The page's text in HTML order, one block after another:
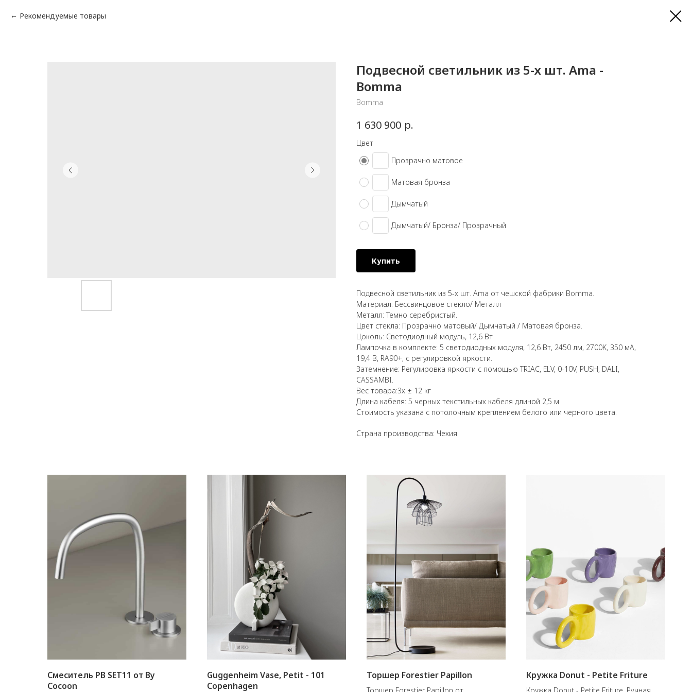
Рекомендуемые товары
Подвесной светильник из 5-х шт. Ama -
Bomma
Bomma
1 630 900 р.
Цвет
Прозрачно матовое
Матовая бронза
Дымчатый
Дымчатый/ Бронза/ Прозрачный
Купить
Подвесной светильник из 5-х шт. Ama от чешской фабрики Bomma.
Материал: Бессвинцовое стекло/ Металл
Металл: Темно серебристый.
Цвет стекла: Прозрачно матовый/ Дымчатый / Матовая бронза.
Цоколь: Светодиодный модуль, 12,6 Вт
Лампочка в комплекте: 5 светодиодных модуля, 12,6 Вт, 2450 лм, 2700K, 350 мА,
19,4 В, RA90+, с регулировкой яркости.
Затемнение: Регулировка яркости с помощью TRIAC, ELV, 0-10V, PUSH, DALI,
CASSAMBI.
Вес товара:3х ± 12 кг
Длина кабеля: 5 черных текстильных кабеля длиной 2,5 м
Стоимость указана с потолочным креплением белого или черного цвета.
Страна производства: Чехия
Смеситель PB SET11 от By
Cocoon
Guggenheim Vase, Petit - 101
Copenhagen
Торшер Forestier Papillon Кружка Donut - Petite Friture